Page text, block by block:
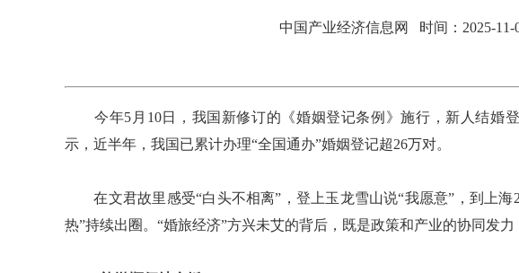
中国产业经济信息网 时间：2025-11-
今年5月10日，我国新修订的《婚姻登记条例》施行，新人结婚
示，近半年，我国已累计办理“全国通办”婚姻登记超26万对。
在文君故里感受“白头不相离”，登上玉龙雪山说“我愿意”，到上海
热”持续出圈。“婚旅经济”方兴未艾的背后，既是政策和产业的协同发力